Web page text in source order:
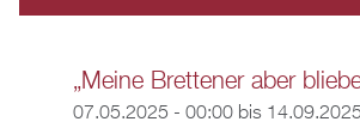
„Meine Brettener aber
07.05.2025 - 00:00bis